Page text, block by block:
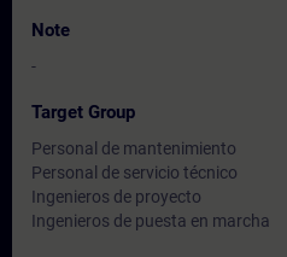
Note
-
Target Group
Personal de mantenimiento
Personal de servicio técnico
Ingenieros de proyecto
Ingenieros de puesta en marcha